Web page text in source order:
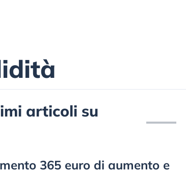
articoli su
365 euro di aumento e